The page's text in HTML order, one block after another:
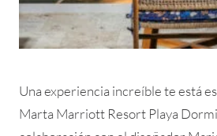
Una experiencia increíble te está
Marta Marriott Resort Playa